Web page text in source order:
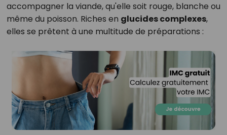
accompagner la viande, qu'elle soit rouge, blanche ou
même du poisson. Riches en glucides complexes,
elles se prêtent à une multitude de préparations :